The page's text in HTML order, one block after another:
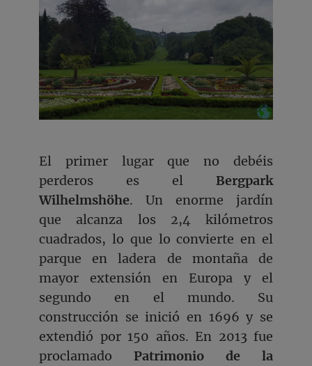
El primer lugar que no debéis
perderos es el Bergpark
Wilhelmshöhe. Un enorme jardín
que alcanza los 2,4 kilómetros
cuadrados, lo que lo convierte en el
parque en ladera de montaña de
mayor extensión en Europa y el
segundo en el mundo. Su
construcción se inició en 1696 y se
extendió por 150 años. En 2013 fue
proclamado Patrimonio de la